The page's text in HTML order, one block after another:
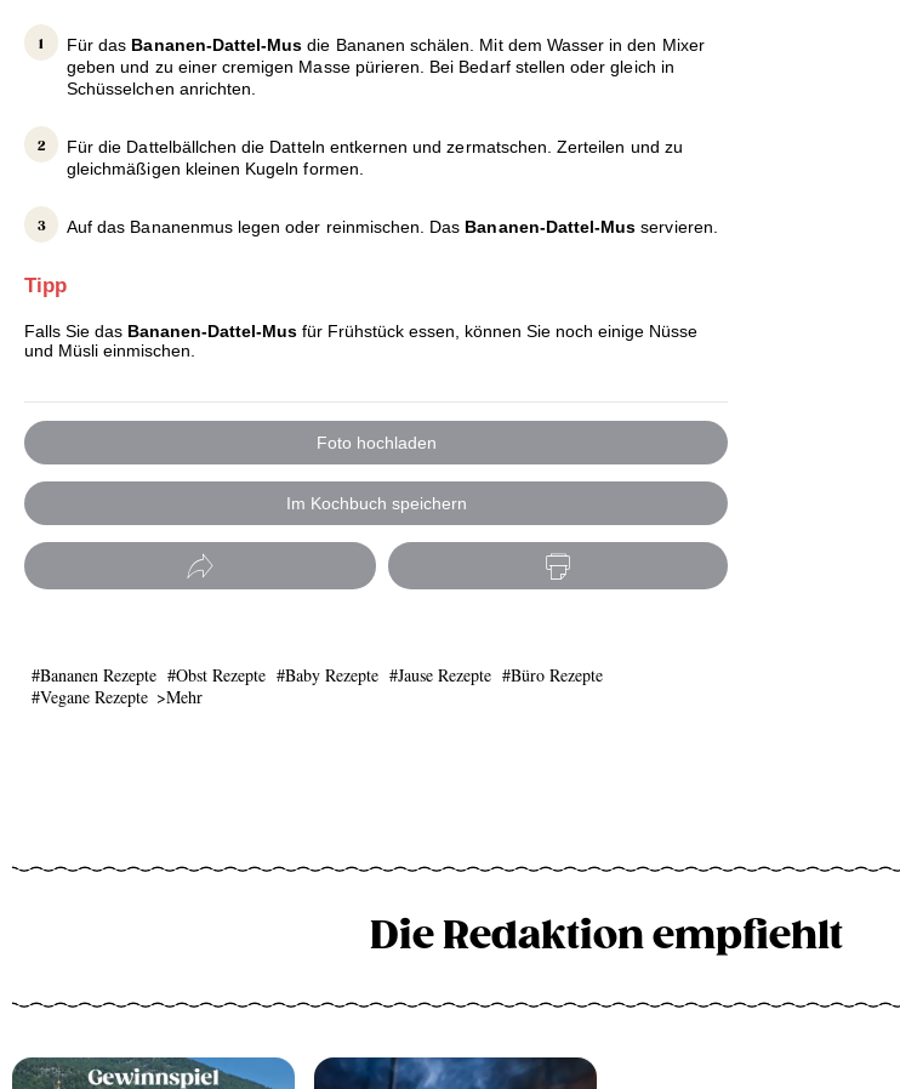
Für das Bananen-Dattel-Musdie Bananen schälen. Mit dem Wasser in den Mixer
geben und zu einer cremigen Masse pürieren. Bei Bedarf stellen oder gleich in
Schüsselchen anrichten.
Für die Dattelbällchen die Datteln entkernen und zermatschen. Zerteilen und zu
gleichmäßigen kleinen Kugeln formen.
Auf das Bananenmus legen oder reinmischen. Das Bananen-Dattel-Musservieren.
Tipp
Falls Sie das Bananen-Dattel-Mus für Frühstück essen, können Sie noch einige Nüsse
und Müsli einmischen.
Foto hochladen
Im Kochbuch speichern
Bananen Rezepte Obst Rezepte Baby Rezepte Jause Rezepte
Büro Rezepte
Vegane Rezepte
Mehr
Die Redaktion empfiehlt